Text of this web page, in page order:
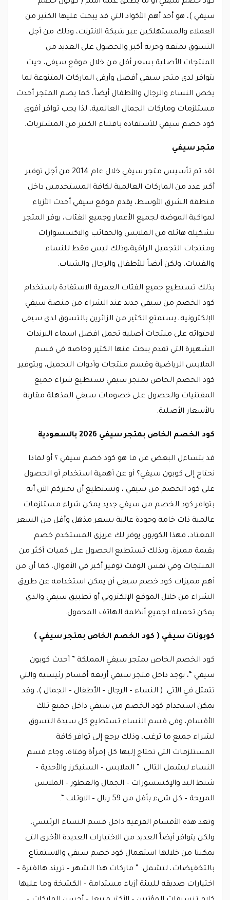
سيفي )، هو أحد أهم الأكواد التي قد يبحث عليها الكثير من
العملاء والمستهلكين عبر شبكة الانترنت، وذلك من أجل
التسوق بمتعة وحرية أكبر والحصول على العديد من
المنتجات الأصلية بسعر أقل من خلال موقع سيفي، حيث
يتوافر لدى متجر سيفي أفضل وأرقى الماركات المتنوعة لما
يخص النساء والرجال والأطفال أيضاً، كما يضم المتجر أحدث
مستلزمات وماركات الجمال العالمية، لذا يجب توافر أقوى
كود خصم سيفي للأستفادة باقتناء الكثير من المشتريات.
متجر سيفي
لقد تم تأسيس متجر سيفي خلال عام 2014 من أجل توفير
أكبر عدد من الماركات العالمية لكافة المستخدمين داخل
منطقة الشرق الأوسط، يقدم موقع سيفي أحدث الأزياء
لمواكبة الموضة لجميع الأعمار وجميع الفئات، يوفر المتجر
تشكيلة هائلة من الملابس والحقائب والاكسسوارات
ومنتجات التجميل الراقية،وذلك ليس فقط للنساء
والفتيات، ولكن أيضاً للأطفال والرجال والشباب.
بذلك تستطيع جميع الفئات العمرية الاستفادة باستخدام
كود الخصم من سيفي جديد عند الشراء من منصة سيفي
الإلكترونية، يستمتع الكثير من الزائرين بالتسوق لدى سيفي
لاحتوائه على منتجات أصلية تحمل افضل اسماء البرندات
الشهيرة التي تقدم يبحث عنها الكثير وخاصة في قسم
الملابس الرياضية وقسم منتجات وأدوات التجميل، وبتوفير
كود الخصم الخاص بمتجر سيفي نستطيع شراء جميع
المقتنيات والحصول على خصومات سيفي المذهلة مقارنة
بالأسعار الأصلية.
كود الخصم الخاص بمتجر سيفي 2026 بالسعودية
قد يتساءل البعض عن ما هو كود خصم سيفي ؟ أو لماذا
نحتاج إلى كوبون سيفي؟ أو عن أهمية استخدام أو الحصول
على كود الخصم من سيفي ، ونستطيع أن نخبركم الآن أنه
بتوافر كود الخصم من سيفي جديد يمكن شراء مستلزمات
عالمية ذات خامة وجودة عالية بسعر مذهل وأقل من السعر
المعتاد، فهذا الكوبون يوفر لك عزيزي المستخدم خصم
بقيمة مميزة، وبذلك تستطيع الحصول على كميات أكثر من
المنتجات وفي نفس الوقت توفير أكبر في الأموال، كما أن من
أهم مميزات كود خصم سيفي أن يمكن استخدامه عن طريق
الشراء من خلال الموقع الإلكتروني أو تطبيق سيفي والذي
يمكن تحميله لجميع أنظمة الهاتف المحمول.
كوبونات سيفي ( كود الخصم الخاص بمتجر سيفي )
كود الخصم الخاص بمتجر سيفي المملكة ” أحدث كوبون
سيفي “، يوجد داخل متجر سيفي أربعة أقسام رئيسية والتي
تتمثل في الآتي: ( النساء – الرجال – الأطفال – الجمال )، وقد
يمكن استخدام كود الخصم من سيفي داخل جميع تلك
الأقسام، وفي قسم النساء تستطيع كل سيدة التسوق
لشراء جميع ما ترغب، وذلك يرجع إلى توافر كافة
المستلزمات التي تحتاج إليها كل إمرأة وفتاة، وجاء قسم
النساء ليشمل التالي: ” الملابس – السنيكرز والأحذية –
شنط اليد والإكسسورات – الجمال والعطور – الملابس
المريحة – كل شيء بأقل من 59 ريال – الاوتلت “.
وتعد هذه الأقسام الفرعية داخل قسم النساء الرئيسي،
ولكن يتوافر أيضاً العديد من الاختيارات العديدة الأخرى التى
يمكننا من خلالها استعمال كود خصم سيفي والاستمتاع
بالتخفيضات، لتشمل: ” ماركات هذا الشهر – تريند هالفترة –
اختيارات صديقة للبيئة أزياء مستدامة – الكشخة وما عليها